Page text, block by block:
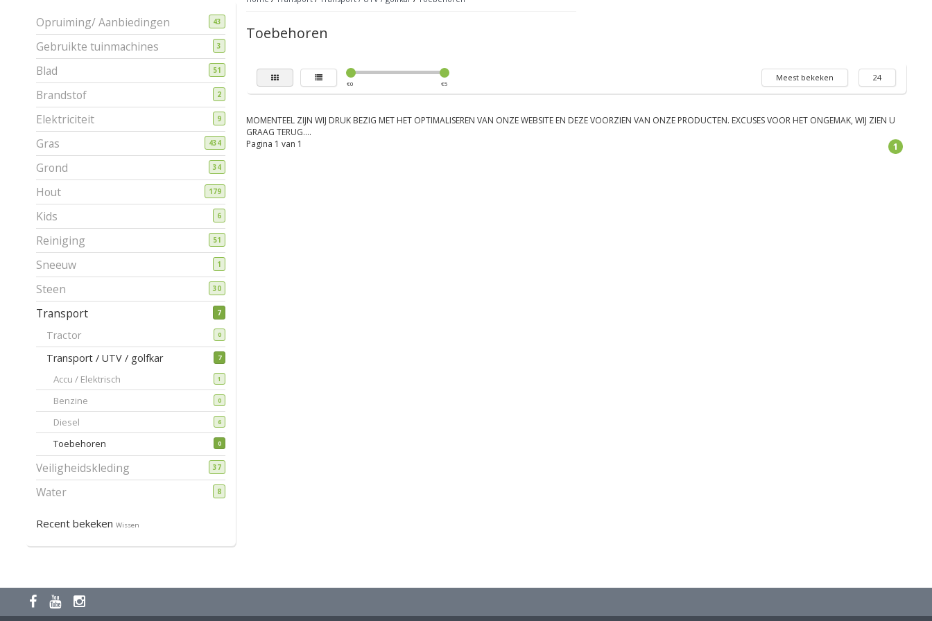
Opruiming/ Aanbiedingen 43
Gebruikte tuinmachines 3
Blad 51
Brandstof 2
Elektriciteit 9
Gras 434
Grond 34
Hout 179
Kids 6
Reiniging 51
Sneeuw 1
Steen 30
Transport 7
Tractor 0
Transport / UTV / golfkar 7
Accu / Elektrisch 1
Benzine 0
Diesel 6
Toebehoren 0
Veiligheidskleding 37
Water 8
Recent bekeken Wissen
Toebehoren
€0 €5
Meest bekeken 24
MOMENTEEL ZIJN WIJ DRUK BEZIG MET HET OPTIMALISEREN VAN ONZE WEBSITE EN DEZE VOORZIEN VAN ONZE PRODUCTEN. EXCUSES VOOR HET ONGEMAK, WIJ ZIEN U
GRAAG TERUG....
Pagina 1 van 1
1